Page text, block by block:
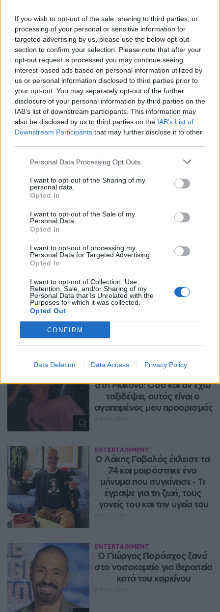
If you wish to opt-out of the sale, sharing to third parties, or
processing of your personal or sensitive information for
targeted advertising by us, please use the below opt-out
section to confirm your selection. Please note that after your
opt-out request is processed you may continue seeing
interest-based ads based on personal information utilized by
us or personal information disclosed to third parties prior to
your opt-out. You may separately opt-out of the further
disclosure of your personal information by third parties on the
IAB’s list of downstream participants. This information may
also be disclosed by us to third parties on the IAB’s List of
Downstream Participants that may further disclose it to other
Personal Data Processing Opt Outs
I want to opt-out of the Sharing of my
personal data.
Opted In
I want to opt-out of the Sale of my
Personal Data.
Opted In
I want to opt-out of processing my
Personal Data for Targeted Advertising.
Opted In
I want to opt-out of Collection, Use,
Retention, Sale, and/or Sharing of my
Personal Data that Is Unrelated with the
Purposes for which it was collected.
Opted Out
CONFIRM
Data Deletion Data Access Privacy Policy
ΔΙΑΦΗΜΙΣΗ
Περισσότερα Θέματα
Entertainment
Η Ιωάννα Τούνη δημοσίευσε
στη Μύκονο: Όσο και αν έχω
ταξιδέψει, αυτός είναι ο
αγαπημένος μου προορισμός
ENTERTAINMENT
Ο Λάκης Γαβαλάς έκλεισε τα
74 και μοιράστηκε ένα
μήνυμα που συγκίνησε ‑ Τι
έγραψε για τη ζωή, τους
γονείς του και την υγεία του
ENTERTAINMENT
O Γιώργος Παράσχος ξανά
στο νοσοκομείο για θεραπεία
κατά του καρκίνου